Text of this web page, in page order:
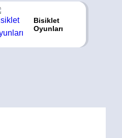
Bisiklet
Oyunları